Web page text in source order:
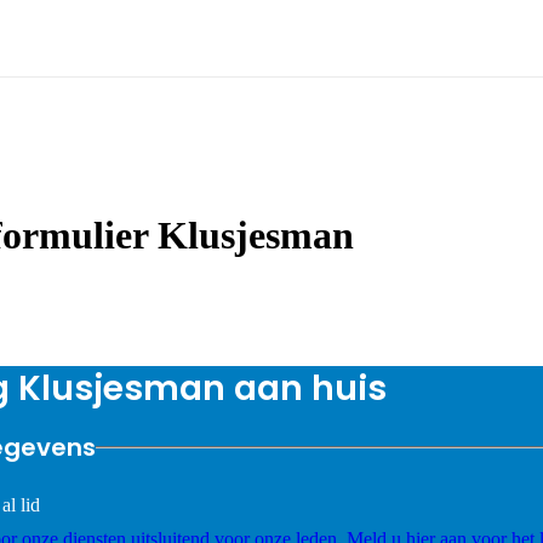
Klusjesman
Klusjesman aan huis
lid
onze diensten uitsluitend voor onze leden. Meld u hier aan voor het